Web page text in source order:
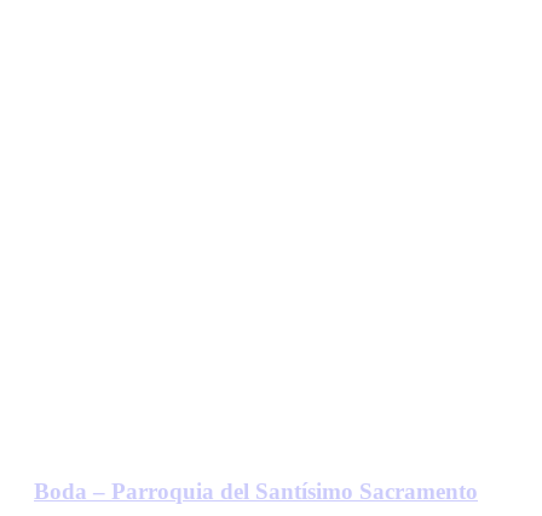
Boda – Parroquia del Santísimo Sacramento